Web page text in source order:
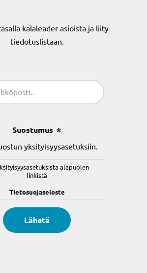
kalaleader asioista ja liity
tiedotuslistaan.
Suostumus
yksityisyysasetuksiin.
alapuolen
linkistä
Tietosuojaseloste